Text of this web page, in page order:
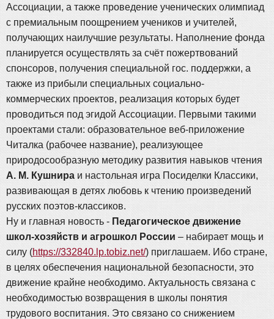
Ассоциации, а также проведение ученических олимпиад
с премиальным поощрением учеников и учителей,
получающих наилучшие результаты. Наполнение фонда
планируется осуществлять за счёт пожертвований
спонсоров, получения специальной гос. поддержки, а
также из прибыли специальных социально-
коммерческих проектов, реализация которых будет
проводиться под эгидой Ассоциации. Первыми такими
проектами стали: образовательное веб-приложение
Читалка (рабочее название), реализующее
природосообразную методику развития навыков чтения
А. М. Кушнира и настольная игра Посиделки Классики,
развивающая в детях любовь к чтению произведений
русских поэтов-классиков.
Ну и главная новость - Педагогическое движение
школ-хозяйств и агрошкол России – набирает мощь и
силу (https://332840.lp.tobiz.net/) приглашаем. Ибо стране,
в целях обеспечения национальной безопасности, это
движение крайне необходимо. Актуальность связана с
необходимостью возвращения в школы понятия
трудового воспитания. Это связано со снижением